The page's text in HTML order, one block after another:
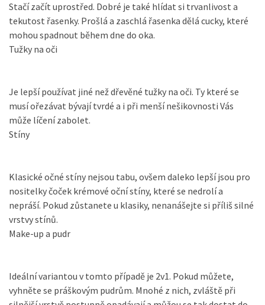
Stačí začít uprostřed. Dobré je také hlídat si trvanlivost a
tekutost řasenky. Prošlá a zaschlá řasenka dělá cucky, které
mohou spadnout během dne do oka.
Tužky na oči
Je lepší používat jiné než dřevěné tužky na oči. Ty které se
musí ořezávat bývají tvrdé a i při menší nešikovnosti Vás
může líčení zabolet.
Stíny
Klasické očné stíny nejsou tabu, ovšem daleko lepší jsou pro
nositelky čoček krémové oční stíny, které se nedrolí a
nepráší. Pokud zůstanete u klasiky, nenanášejte si příliš silné
vrstvy stínů.
Make-up a pudr
Ideální variantou v tomto případě je 2v1. Pokud můžete,
vyhněte se práškovým pudrům. Mnohé z nich, zvláště při